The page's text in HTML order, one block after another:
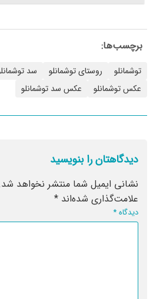
برچسب‌ها:
توشمانلو روستای توشمانلو سد
عکس توشمانلو
عکس سد توشمانلو
دیدگاهتان را بنویسید
نشانی ایمیل شما منتشر نخواهد
علامت‌گذاری شده‌اند *
دیدگاه*